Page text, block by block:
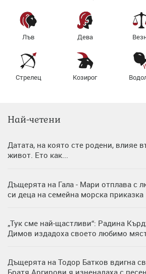
Лъв Дева
Стрелец Козирог
Най-четени
Датата, на която сте родени, влияе
живот. Ето как...
Дъщерята на Гала - Мари отплава с
си деца на семейна морска приказка
„Тук сме най-щастливи“: Радина
Димов издадоха своето любимо
Дъщерята на Тодор Батков вдигна
Братя Аргирови я изненадаха с песен